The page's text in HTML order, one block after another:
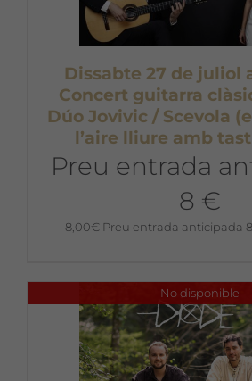
Dissabte 27 de juliol
Concert guitarra
Dúo Jovivic / Scevola
l’aire lliure amb
Preu entrada
8 €
8,00€ Preu entrada anticipada
No disponible